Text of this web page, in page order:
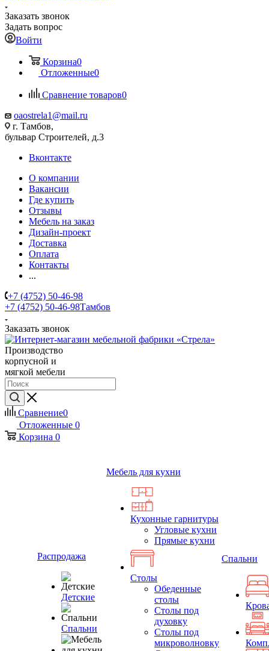
Заказать звонок
Задать вопрос
Войти
Корзина0
Отложенные0
Сравнение товаров0
oaostrela1@mail.ru
г. Тамбов,
бульвар Строителей, д.3
Вконтакте
О компании
Вакансии
Где купить
Отзывы
Мебель на заказ
Дизайн-проект
Доставка
Оплата
Контакты
...
+7 (4752) 50-46-98
+7 (4752) 50-46-98Тамбов
Заказать звонок
Производство
корпусной и
мягкой мебели
Сравнение0
Отложенные 0
Корзина 0
Распродажа
Детские
Спальни
Мебель для кухни
Кухонные гарнитуры
Угловые кухни
Прямые кухни
Столы
Обеденные
столы
Столы под
духовку
Столы под
микроволновку
Спальни